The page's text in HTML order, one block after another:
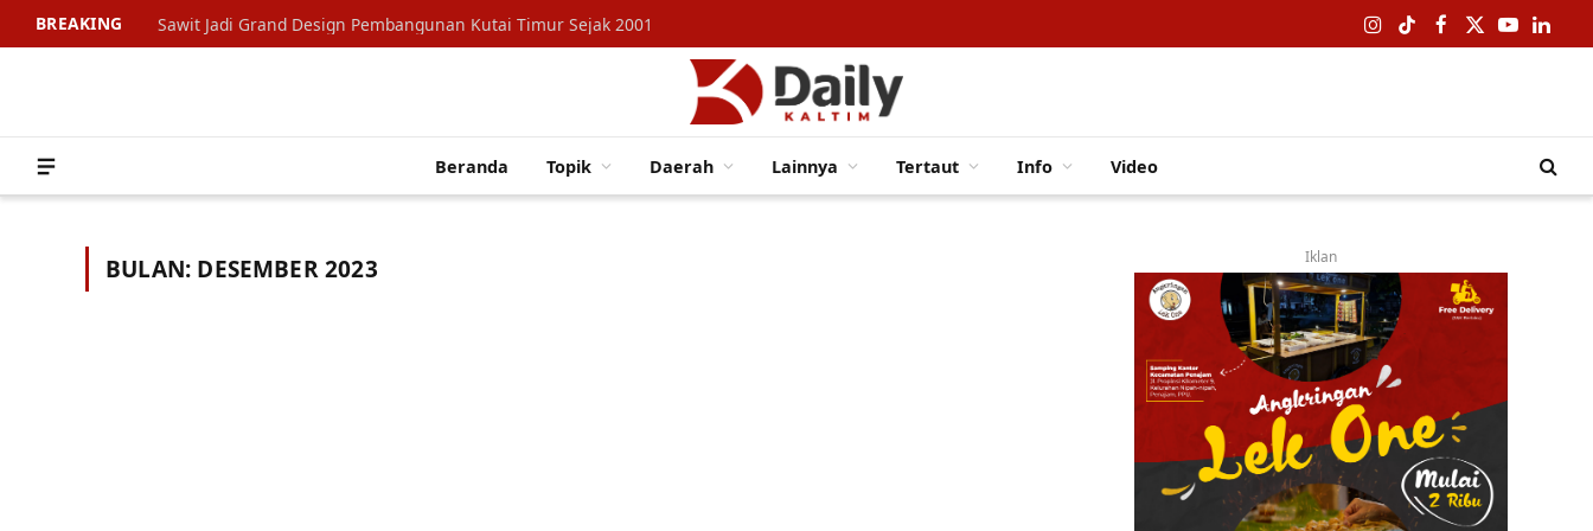
BREAKING Sawit Jadi Grand Design Pembangunan Kutai Timur Sejak 2001 Instagram
TikTokFacebook
X
YouTube
Beranda Topik Daerah Lainnya Tertaut Info Video
BULAN: DESEMBER 2023 Iklan